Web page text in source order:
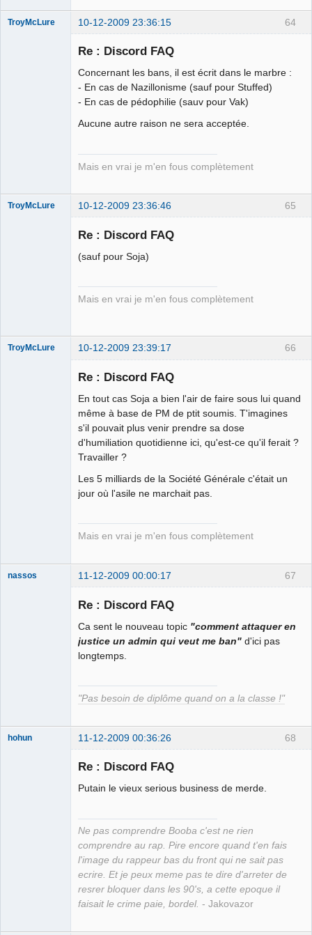
64
TroyMcLure 10-12-2009 23:36:15
Re : Discord FAQ
Concernant les bans, il est écrit dans le marbre :
- En cas de Nazillonisme (sauf pour Stuffed)
- En cas de pédophilie (sauv pour Vak)
Aucune autre raison ne sera acceptée.
Mais en vrai je m'en fous complètement
65
TroyMcLure 10-12-2009 23:36:46
Re : Discord FAQ
(sauf pour Soja)
Mais en vrai je m'en fous complètement
66
TroyMcLure 10-12-2009 23:39:17
Re : Discord FAQ
En tout cas Soja a bien l'air de faire sous lui quand
même à base de PM de ptit soumis. T'imagines
s'il pouvait plus venir prendre sa dose
d'humiliation quotidienne ici, qu'est-ce qu'il ferait ?
Travailler ?
Les 5 milliards de la Société Générale c'était un
jour où l'asile ne marchait pas.
Mais en vrai je m'en fous complètement
67
nassos 11-12-2009 00:00:17
Re : Discord FAQ
Ca sent le nouveau topic "comment attaquer en
justice un admin qui veut me ban" d'ici pas
longtemps.
"Pas besoin de diplôme quand on a la classe !"
68
hohun 11-12-2009 00:36:26
Re : Discord FAQ
Putain le vieux serious business de merde.
Ne pas comprendre Booba c'est ne rien
comprendre au rap. Pire encore quand t'en fais
l'image du rappeur bas du front qui ne sait pas
ecrire. Et je peux meme pas te dire d'arreter de
resrer bloquer dans les 90's, a cette epoque il
faisait le crime paie, bordel. - Jakovazor